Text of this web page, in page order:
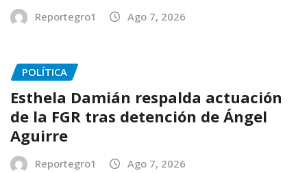
Reportegro1 Ago 7, 2026
POLÍTICA
Esthela Damián respalda actuación
de la FGR tras detención de Ángel
Aguirre
Reportegro1 Ago 7, 2026